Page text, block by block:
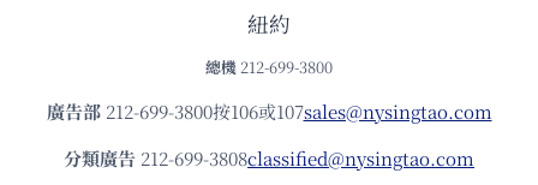
紐約
總機 212-699-3800
廣告部212-699-3800按106或107sales@nysingtao.com
分類廣告 212-699-3808classified@nysingtao.com